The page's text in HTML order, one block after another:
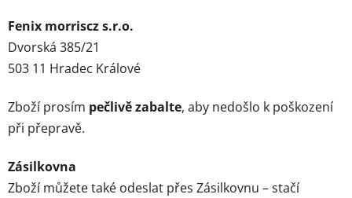
Fenix morriscz s.r.o.
Dvorská 385/21
503 11 Hradec Králové
Zboží prosím pečlivě zabalte, aby nedošlo k poškození
při přepravě.
Zásilkovna
Zboží můžete také odeslat přes Zásilkovnu – stačí